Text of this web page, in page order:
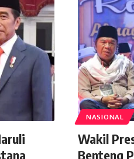
NASIONAL
Wakil
Benteng